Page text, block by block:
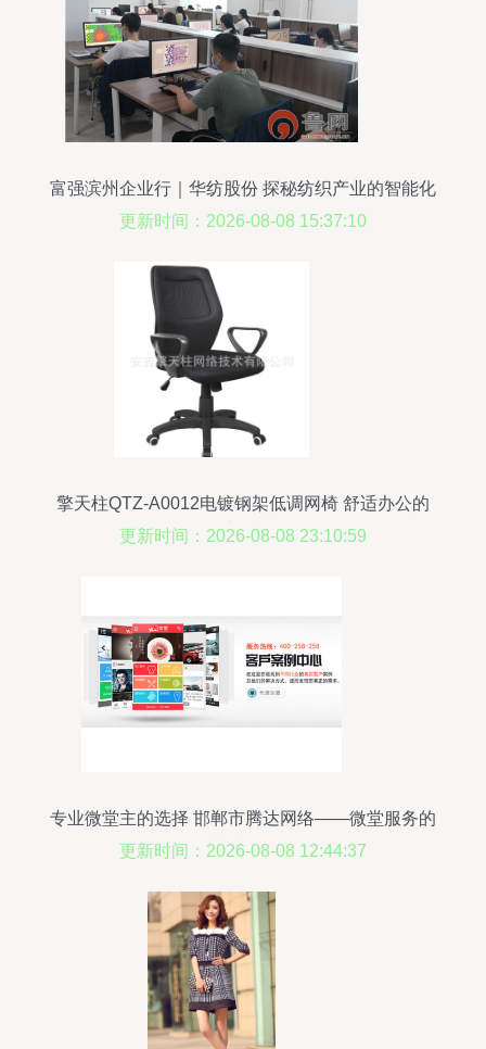
富强滨州企业行｜华纺股份 探秘纺织产业的智能化
转型
更新时间：2026-08-08 15:37:10
擎天柱QTZ-A0012电镀钢架低调网椅 舒适办公的
理想选择
更新时间：2026-08-08 23:10:59
专业微堂主的选择 邯郸市腾达网络——微堂服务的
卓越伙伴
更新时间：2026-08-08 12:44:37